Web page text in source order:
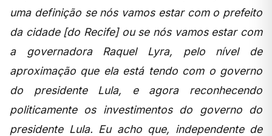
uma definição se nós vamos estar com o prefeito
da cidade [do Recife] ou se nós vamos estar com
a governadora Raquel Lyra, pelo nível de
aproximação que ela está tendo com o governo
do presidente Lula, e agora reconhecendo
politicamente os investimentos do governo do
presidente Lula. Eu acho que, independente de